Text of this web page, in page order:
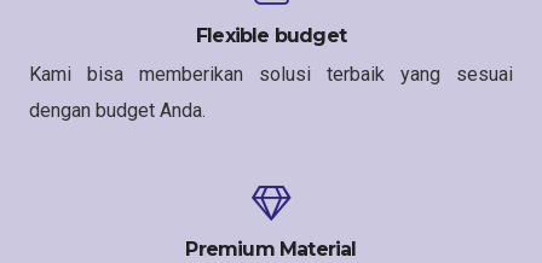
Flexible budget
Kami bisa memberikan solusi terbaik yang sesuai
dengan budget Anda.
Premium Material